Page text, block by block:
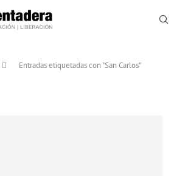
Entradas etiquetadas con "San Carlos"